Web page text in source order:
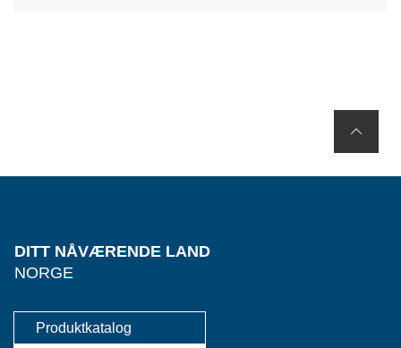
DITT NÅVÆRENDE LAND
NORGE
Produktkatalog